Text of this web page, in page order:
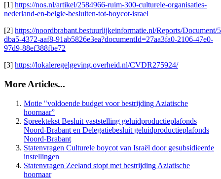
[1] https://nos.nl/artikel/2584966-ruim-300-culturele-organisaties-
nederland-en-belgie-besluiten-tot-boycot-israel
[2] https://noordbrabant.bestuurlijkeinformatie.nl/Reports/Document/
dba5-4372-aaf8-91ab5826e3ea?documentId=27aa3fa0-2106-47e0-
97d9-88ef388fbe72
[3] https://lokaleregelgeving.overheid.nl/CVDR275924/
More Articles...
Motie "voldoende budget voor bestrijding Aziatische
hoornaar”
Spreektekst Besluit vaststelling geluidproductieplafonds
Noord-Brabant en Delegatiebesluit geluidproductieplafonds
Noord-Brabant
Statenvragen Culturele boycot van Israël door gesubsidieerde
instellingen
Statenvragen Zeeland stopt met bestrijding Aziatische
hoornaar